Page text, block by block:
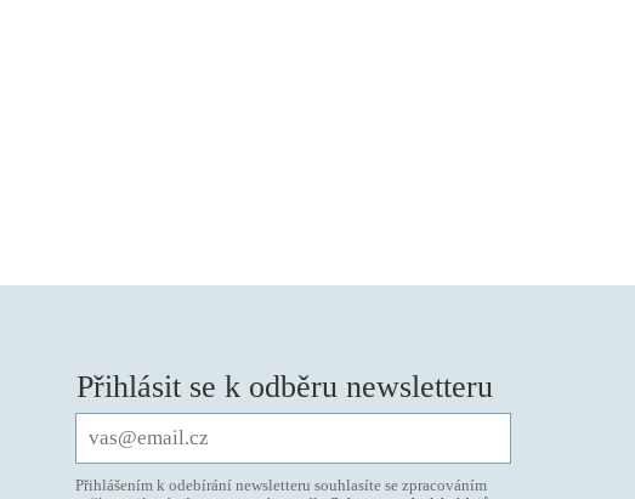
Přihlásit se k odběru newsletteru
Přihlášením k odebírání newsletteru souhlasíte se zpracováním